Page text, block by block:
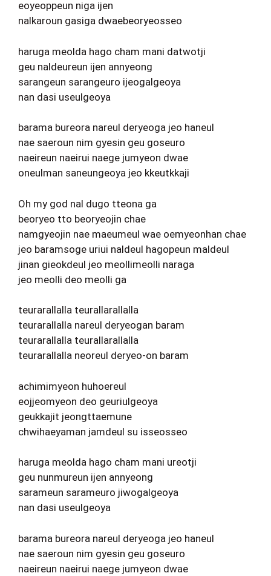
eoyeoppeun niga ijen
nalkaroun gasiga dwaebeoryeosseo
haruga meolda hago cham mani datwotji
geu naldeureun ijen annyeong
sarangeun sarangeuro ijeogalgeoya
nan dasi useulgeoya
barama bureora nareul deryeoga jeo haneul
nae saeroun nim gyesin geu goseuro
naeireun naeirui naege jumyeon dwae
oneulman saneungeoya jeo kkeutkkaji
Oh my god nal dugo tteona ga
beoryeo tto beoryeojin chae
namgyeojin nae maeumeul wae oemyeonhan chae
jeo baramsoge uriui naldeul hagopeun maldeul
jinan gieokdeul jeo meollimeolli naraga
jeo meolli deo meolli ga
teurarallalla teurallarallalla
teurarallalla nareul deryeogan baram
teurarallalla teurallarallalla
teurarallalla neoreul deryeo-on baram
achimimyeon huhoereul
eojjeomyeon deo geuriulgeoya
geukkajit jeongttaemune
chwihaeyaman jamdeul su isseosseo
haruga meolda hago cham mani ureotji
geu nunmureun ijen annyeong
sarameun sarameuro jiwogalgeoya
nan dasi useulgeoya
barama bureora nareul deryeoga jeo haneul
nae saeroun nim gyesin geu goseuro
naeireun naeirui naege jumyeon dwae